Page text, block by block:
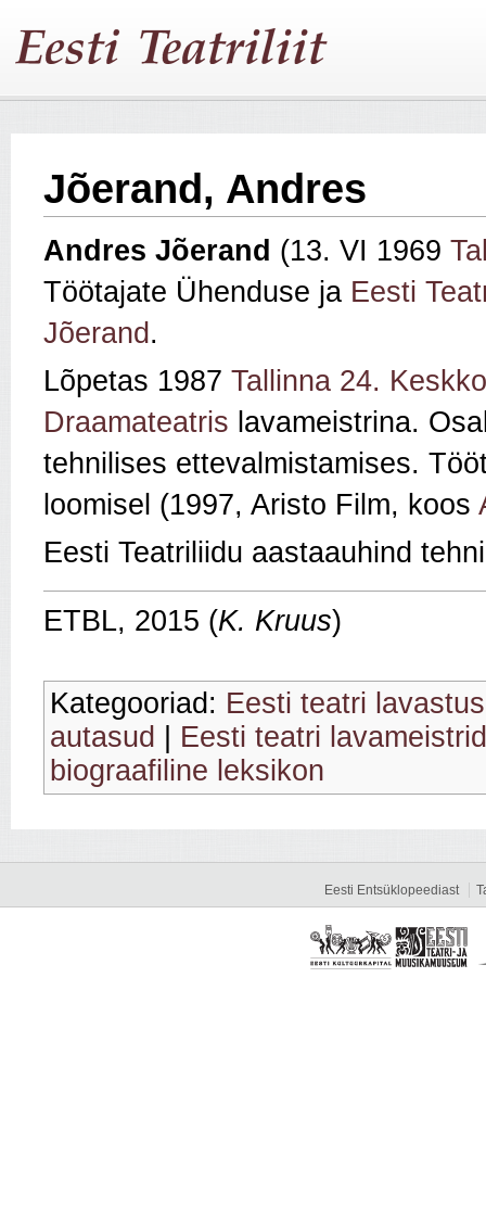
Jõerand, Andres
Andres Jõerand (13. VI 1969
Töötajate Ühenduse ja Eesti
Jõerand .
Lõpetas 1987 Tallinna 24.
Draamateatris lavameistrina.
tehnilises ettevalmistamises.
loomisel (1997, Aristo Film, koos
Eesti Teatriliidu aastaauhind
ETBL, 2015 (K. Kruus)
Kategooriad: Eesti teatri
autasud
Eesti teatri lavameistrid
biograafiline leksikon
Eesti Entsüklopeediast